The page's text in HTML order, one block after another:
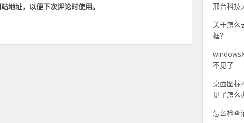
地址，以便下次评论时使用。
邢台科技
关于怎
框？
不见了
桌面图标
见了怎么
怎么检查